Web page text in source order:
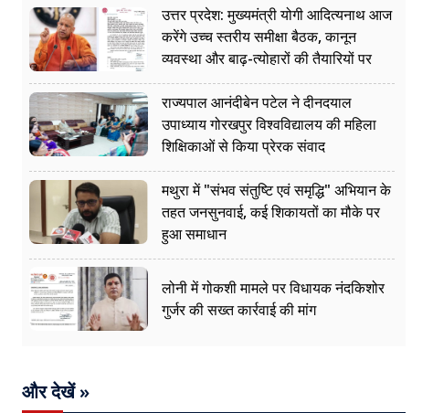
उत्तर प्रदेश: मुख्यमंत्री योगी आदित्यनाथ आज
करेंगे उच्च स्तरीय समीक्षा बैठक, कानून
व्यवस्था और बाढ़-त्योहारों की तैयारियों पर
नजर
राज्यपाल आनंदीबेन पटेल ने दीनदयाल
उपाध्याय गोरखपुर विश्वविद्यालय की महिला
शिक्षिकाओं से किया प्रेरक संवाद
मथुरा में "संभव संतुष्टि एवं समृद्धि" अभियान के
तहत जनसुनवाई, कई शिकायतों का मौके पर
हुआ समाधान
लोनी में गोकशी मामले पर विधायक नंदकिशोर
गुर्जर की सख्त कार्रवाई की मांग
और देखें »